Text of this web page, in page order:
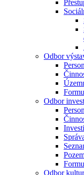
Odbor
Odbor
Odbor